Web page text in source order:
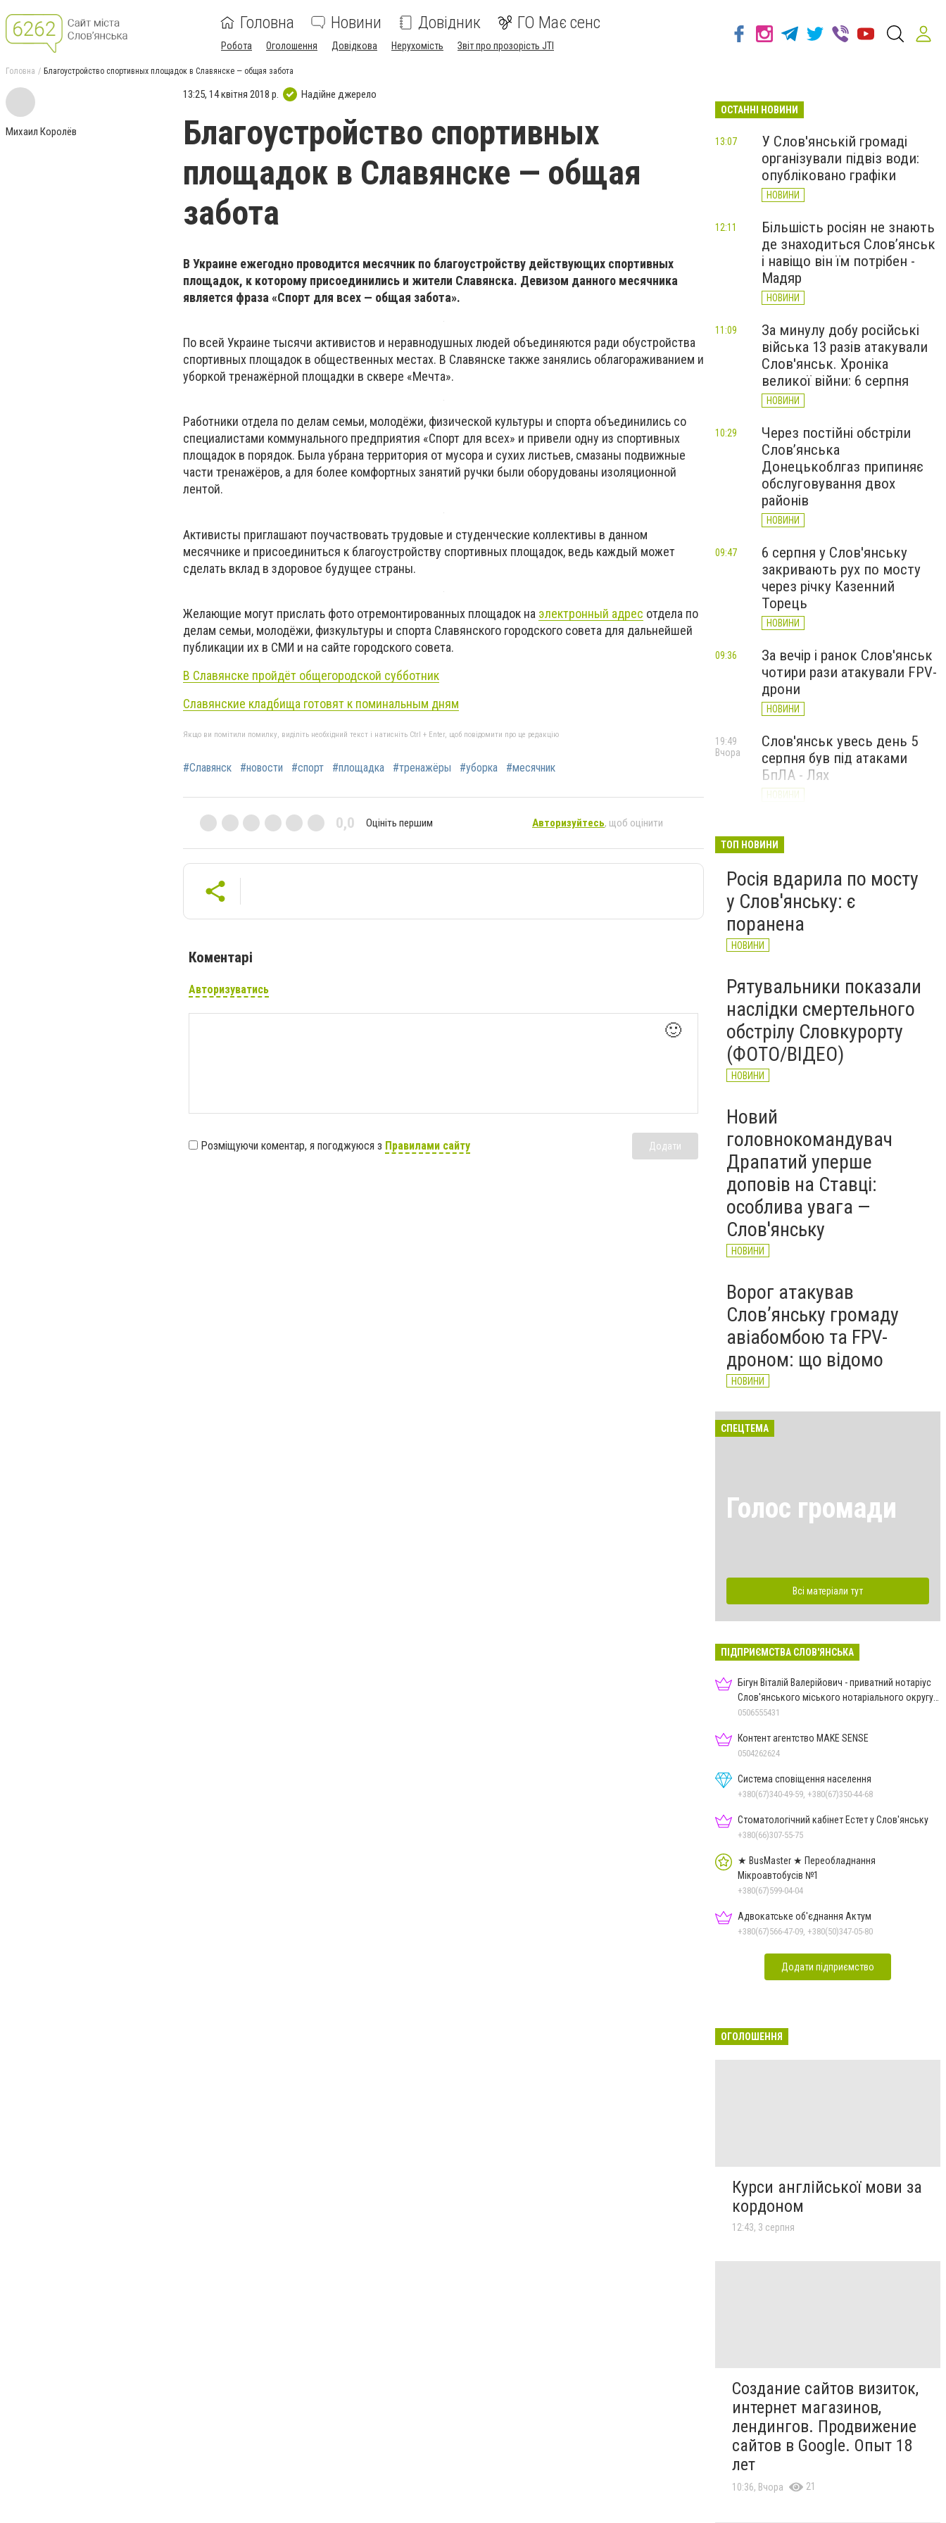
Головна Новини Довідник ГО Має сенс
Робота Оголошення Довідкова Нерухомість Звіт про прозорість JTI
Головна Благоустройство спортивных площадок в Славянске — общая забота
Михаил Королёв
13:25, 14 квітня 2018 р. Надійне джерело
Благоустройство спортивных
площадок в Славянске — общая
забота
В Украине ежегодно проводится месячник по благоустройству действующих спортивных
площадок, к которому присоединились и жители Славянска. Девизом данного месячника
является фраза «Спорт для всех — общая забота».
По всей Украине тысячи активистов и неравнодушных людей объединяются ради обустройства
спортивных площадок в общественных местах. В Славянске также занялись облагораживанием и
уборкой тренажёрной площадки в сквере «Мечта».
Работники отдела по делам семьи, молодёжи, физической культуры и спорта объединились со
специалистами коммунального предприятия «Спорт для всех» и привели одну из спортивных
площадок в порядок. Была убрана территория от мусора и сухих листьев, смазаны подвижные
части тренажёров, а для более комфортных занятий ручки были оборудованы изоляционной
лентой.
Активисты приглашают поучаствовать трудовые и студенческие коллективы в данном
месячнике и присоединиться к благоустройству спортивных площадок, ведь каждый может
сделать вклад в здоровое будущее страны.
Желающие могут прислать фото отремонтированных площадок на электронный адрес отдела по
делам семьи, молодёжи, физкультуры и спорта Славянского городского совета для дальнейшей
публикации их в СМИ и на сайте городского совета.
В Славянске пройдёт общегородской субботник
Славянские кладбища готовят к поминальным дням
Якщо ви помітили помилку, виділіть необхідний текст і натисніть Ctrl + Enter, щоб повідомити про це редакцію
#Славянск #новости #спорт #площадка #тренажёры #уборка #месячник
0,0 Оцініть першим Авторизуйтесь, щоб оцінити
Коментарі
Авторизуватись
🙂
Розміщуючи коментар, я погоджуюся з Правилами сайту Додати
ОСТАННІ НОВИНИ
У Слов'янській громаді
організували підвіз води:
опубліковано графіки
НОВИНИ
13:07
Більшість росіян не знають
де знаходиться Слов’янськ
і навіщо він їм потрібен -
Мадяр
НОВИНИ
12:11
За минулу добу російські
війська 13 разів атакували
Слов'янськ. Хроніка
великої війни: 6 серпня
НОВИНИ
11:09
Через постійні обстріли
Слов’янська
Донецькоблгаз припиняє
обслуговування двох
районів
НОВИНИ
10:29
6 серпня у Слов'янську
закривають рух по мосту
через річку Казенний
Торець
НОВИНИ
09:47
За вечір і ранок Слов'янськ
чотири рази атакували FPV-
дрони
НОВИНИ
09:36
Слов'янськ увесь день 5
серпня був під атаками
БпЛА - Лях
НОВИНИ
19:49
Вчора
БПЛа влучив у
центрі міста (ФОТО)
НОВИНИ
Вчора
ТОП НОВИНИ
Росія вдарила по мосту
у Слов'янську: є
поранена
НОВИНИ
Рятувальники показали
наслідки смертельного
обстрілу Словкурорту
(ФОТО/ВІДЕО)
НОВИНИ
Новий
головнокомандувач
Драпатий уперше
доповів на Ставці:
особлива увага —
Слов'янську
НОВИНИ
Ворог атакував
Слов’янську громаду
авіабомбою та FPV-
дроном: що відомо
НОВИНИ
СПЕЦТЕМА
Голос громади
Всі матеріали тут
ПІДПРИЄМСТВА СЛОВ'ЯНСЬКА
Бігун Віталій Валерійович - приватний нотаріус
Слов'янського міського нотаріального округу
Дон.обл.
0506555431
Контент агентство MAKE SENSE
0504262624
Система сповіщення населення
+380(67)340-49-59, +380(67)350-44-68
Стоматологічний кабінет Естет у Слов'янську
+380(66)307-55-75
★ BusMaster ★ Переобладнання
Мікроавтобусів №1
+380(67)599-04-04
Адвокатське об'єднання Актум
+380(67)566-47-09, +380(50)347-05-80
Додати підприємство
ОГОЛОШЕННЯ
Курси англійської мови за
кордоном
12:43, 3 серпня
Создание сайтов визиток,
интернет магазинов,
лендингов. Продвижение
сайтов в Google. Опыт 18
лет
10:36, Вчора 21